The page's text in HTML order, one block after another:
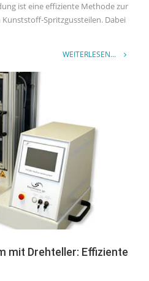
ist eine effiziente Methode zur
Spritzgussteilen. Dabei
WEITERLESEN...
mit Drehteller: Effiziente